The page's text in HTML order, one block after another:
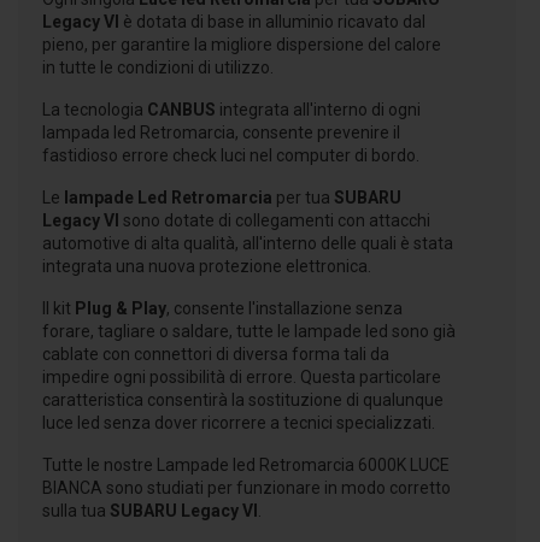
Legacy VI è dotata di base in alluminio ricavato dal
pieno, per garantire la migliore dispersione del calore
in tutte le condizioni di utilizzo.
La tecnologia CANBUS integrata all'interno di ogni
lampada led Retromarcia, consente prevenire il
fastidioso errore check luci nel computer di bordo.
Le lampade Led Retromarcia per tua SUBARU
Legacy VI sono dotate di collegamenti con attacchi
automotive di alta qualità, all'interno delle quali è stata
integrata una nuova protezione elettronica.
Il kit Plug & Play, consente l'installazione senza
forare, tagliare o saldare, tutte le lampade led sono già
cablate con connettori di diversa forma tali da
impedire ogni possibilità di errore. Questa particolare
caratteristica consentirà la sostituzione di qualunque
luce led senza dover ricorrere a tecnici specializzati.
Tutte le nostre Lampade led Retromarcia 6000K LUCE
BIANCA sono studiati per funzionare in modo corretto
sulla tua SUBARU Legacy VI .